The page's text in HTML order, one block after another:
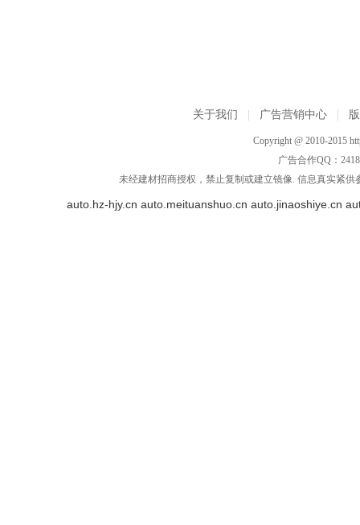
关于我们 广告营销中心
Copyright @ 2010-2015
广告合作QQ：
未经建材招商授权，禁止复制或建立镜像. 信息真实紧
auto.hz-hjy.cn auto.meituanshuo.cn auto.jinaoshiye.cn